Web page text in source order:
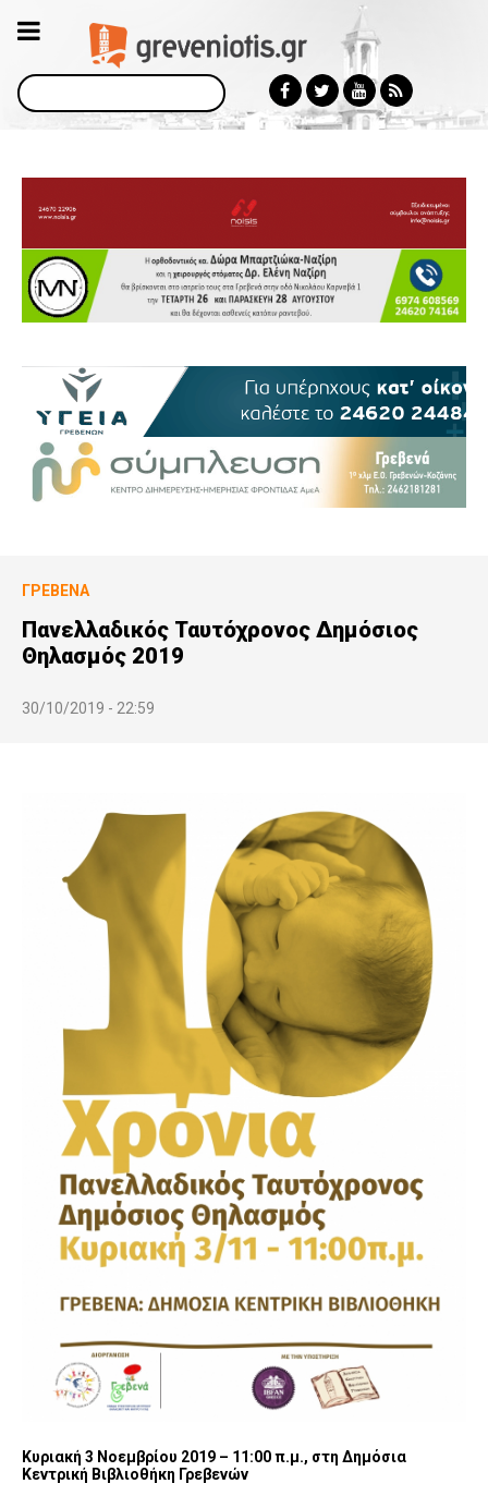
Αναζήτηση
ΓΡΕΒΕΝΆ
Πανελλαδικός Ταυτόχρονος Δημόσιος
Θηλασμός 2019
30/10/2019 - 22:59
Κυριακή 3 Νοεμβρίου 2019 – 11:00 π.μ., στη Δημόσια
Κεντρική Βιβλιοθήκη Γρεβενών